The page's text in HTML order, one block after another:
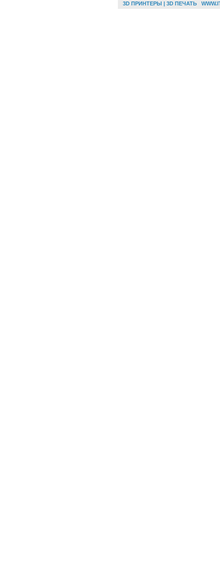
3D ПРИНТЕРЫ | 3D ПЕЧАТЬ